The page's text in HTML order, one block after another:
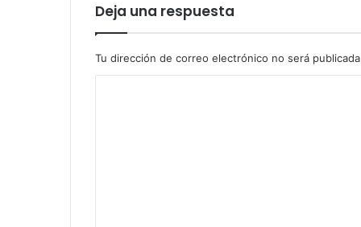
Deja una respuesta
Tu dirección de correo electrónico no será